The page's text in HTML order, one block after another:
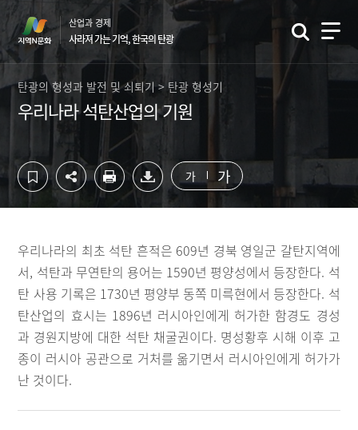
컨
츠
영
역
하
영
역
바
산업과 경제
사라져 가는 기억, 한국의 탄광
탄광의 형성과 발전 및 쇠퇴기 > 탄광 형성기
우리나라 석탄산업의 기원
가 가
우리나라의 최초 석탄 흔적은 609년 경북 영일군 갈탄지역에
서, 석탄과 무연탄의 용어는 1590년 평양성에서 등장한다. 석
탄 사용 기록은 1730년 평양부 동쪽 미륵현에서 등장한다. 석
탄산업의 효시는 1896년 러시아인에게 허가한 함경도 경성
과 경원지방에 대한 석탄 채굴권이다. 명성황후 시해 이후 고
종이 러시아 공관으로 거처를 옮기면서 러시아인에게 허가가
난 것이다.